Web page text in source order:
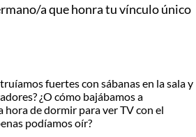
a que honra tu vínculo único
fuertes con sábanas en la sala y
¿O cómo bajábamos a
hora de dormir para ver TV con el
podíamos oír?